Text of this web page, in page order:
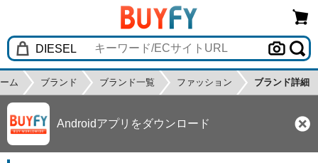
ム ブランド ブランド一覧 ファッション ブランド詳細
Androidアプリをダウンロード